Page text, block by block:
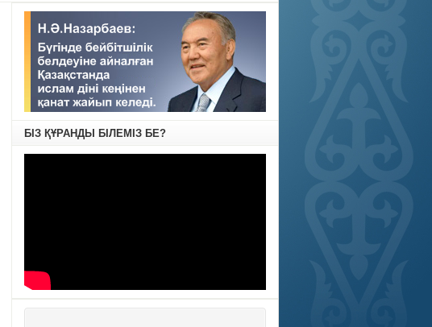
БІЗ ҚҰРАНДЫ БІЛЕМІЗ БЕ?